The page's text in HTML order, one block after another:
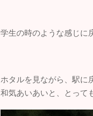
学生の時のような感じに
ホタルを見ながら、駅に
和気あいあいと、とって